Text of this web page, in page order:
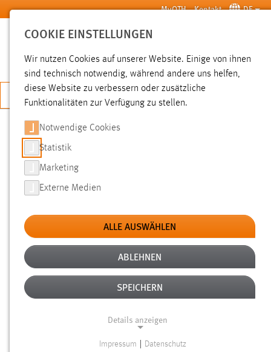
Zum Hauptinhalt springen MyOTH Kontakt DE
SUCHE
JETZT BEWERBEN
Hochschule Aktuelles Pressemeldungen
STUDIENTAG „DIE DUNKLE SEITE
DES DIGITALEN KONSUMS“ AN DER
OTH AMBERG-WEIDEN
16.11.2018
Die dunkle Seite des digitalen Konsums –
unter diesem Motto steht der Studientag
COOKIE EINSTELLUNGEN
Wir nutzen Cookies auf unserer Website. Einige von ihnen
sind technisch notwendig, während andere uns helfen,
diese Website zu verbessern oder zusätzliche
Funktionalitäten zur Verfügung zu stellen.
Notwendige Cookies
Statistik
Marketing
Externe Medien
ALLE AUSWÄHLEN
ABLEHNEN
SPEICHERN
Details anzeigen
Impressum Datenschutz